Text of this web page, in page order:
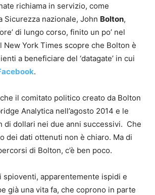
richiama in servizio, come
Sicurezza nazionale, John Bolton,
di lungo corso, finito un po’ nel
New York Times scopre che Bolton è
a beneficiare del ‘datagate’ in cui
.
il comitato politico creato da Bolton
Analytica nell’agosto 2014 e le
di dollari nei due anni successivi. Che
dei dati ottenuti non è chiaro. Ma di
di Bolton, c’è ben poco.
spioventi, apparentemente ispidi e
già una vita fa, che coprono in parte